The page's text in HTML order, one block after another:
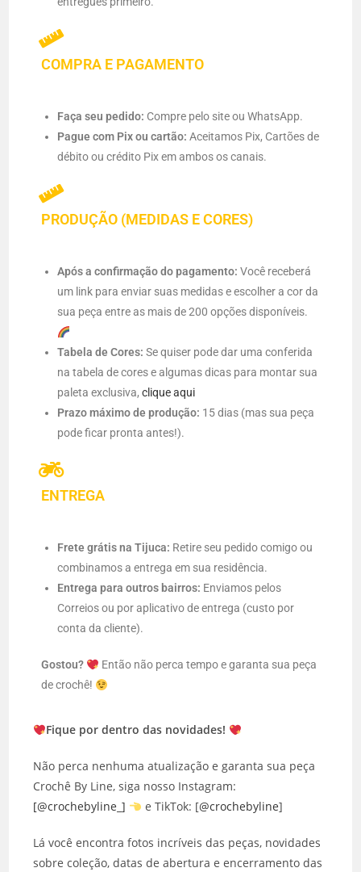
COMPRA E PAGAMENTO
Faça seu pedido: Compre pelo site ou WhatsApp.
Pague com Pix ou cartão: Aceitamos Pix, Cartões de
débito ou crédito Pix em ambos os canais.
PRODUÇÃO (MEDIDAS E CORES)
Após a confirmação do pagamento: Você receberá
um link para enviar suas medidas e escolher a cor da
sua peça entre as mais de 200 opções disponíveis.
Tabela de Cores: Se quiser pode dar uma conferida
na tabela de cores e algumas dicas para montar sua
paleta exclusiva,clique aqui
Prazo máximo de produção: 15 dias (mas sua peça
pode ficar pronta antes!).
ENTREGA
Frete grátis na Tijuca: Retire seu pedido comigo ou
combinamos a entrega em sua residência.
Entrega para outros bairros: Enviamos pelos
Correios ou por aplicativo de entrega (custo por
conta da cliente).
Gostou?
Então não perca tempo e garanta sua peça
de crochê!
Fique por dentro das novidades!
Não perca nenhuma atualização e garanta sua peça
Crochê By Line, siga nosso Instagram:
[@crochebyline_]
e TikTok: [@crochebyline]
Lá você encontra fotos incríveis das peças, novidades
sobre coleção, datas de abertura e encerramento das